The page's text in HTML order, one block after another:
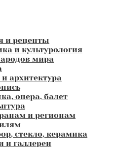
и рецепты
и культурология
мира
и архитектура
опера, балет
и регионам
стекло, керамика
и галлереи